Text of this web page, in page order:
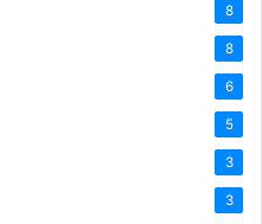
8
8
6
5
3
3